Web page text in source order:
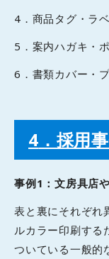
4．商品タグ・ラ
5．案内ハガキ・
6．書類カバー・
4 ．採用
事例1：文房具店
表と裏にそれぞれ
ルカラー印刷する
ついている一般的